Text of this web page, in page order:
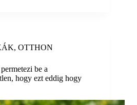
, OTTHON
be a
hogy ezt eddig hogy